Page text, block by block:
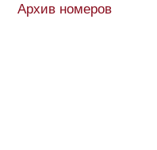
Архив номеров